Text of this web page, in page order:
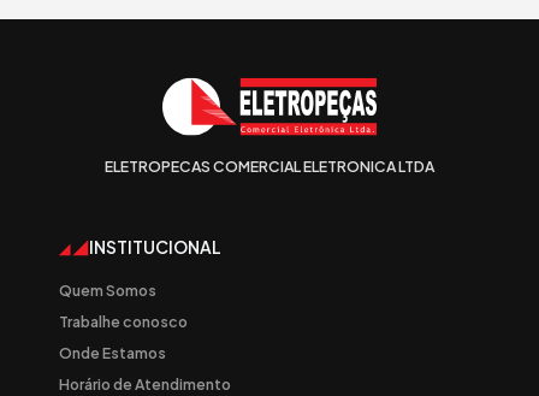
ELETROPECAS COMERCIAL ELETRONICA LTDA
INSTITUCIONAL
Quem Somos
Trabalhe conosco
Onde Estamos
Horário de Atendimento